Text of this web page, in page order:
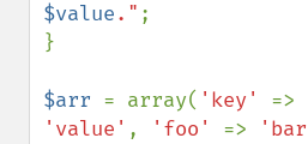
$value." ;
}
$arr = array( 'key'
'value' , 'foo' =>